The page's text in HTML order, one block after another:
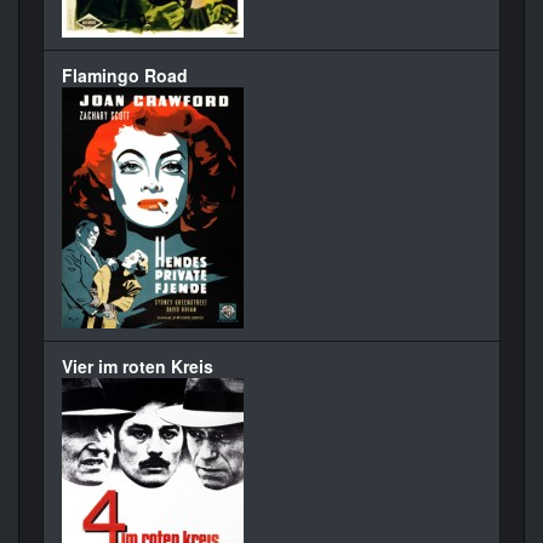
Flamingo Road
Vier im roten Kreis